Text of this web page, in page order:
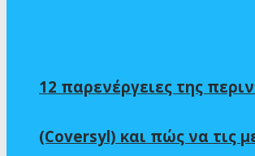
12 παρενέργειες της
(Coversyl) και πώς να τις